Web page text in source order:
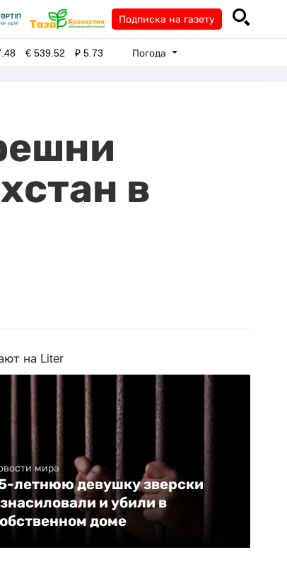
Подписка на газету
€539.52 ₽5.73 Погода
в
на Liter
мира
летнюю девушку зверски
и убили в
доме